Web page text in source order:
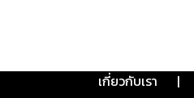
เกี่ยวกับเรา |